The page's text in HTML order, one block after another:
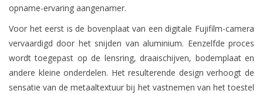
opname-ervaring aangenamer.
Voor het eerst is de bovenplaat van een digitale Fujifilm-camera
vervaardigd door het snijden van aluminium. Eenzelfde proces
wordt toegepast op de lensring, draaischijven, bodemplaat en
andere kleine onderdelen. Het resulterende design verhoogt de
sensatie van de metaaltextuur bij het vastnemen van het toestel